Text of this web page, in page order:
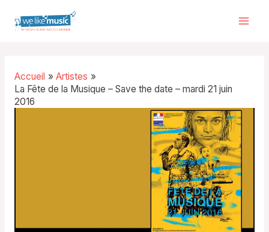
Accueil
Artistes
La Fête de la Musique – Save the date – mardi 21 juin
2016